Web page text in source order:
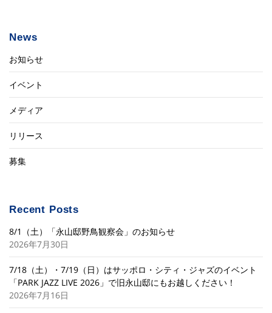
News
お知らせ
イベント
メディア
リリース
募集
Recent Posts
8/1（土）「永山邸野鳥観察会」のお知らせ
2026年7月30日
7/18（土）・7/19（日）はサッポロ・シティ・ジャズのイベント
「PARK JAZZ LIVE 2026」で旧永山邸にもお越しください！
2026年7月16日